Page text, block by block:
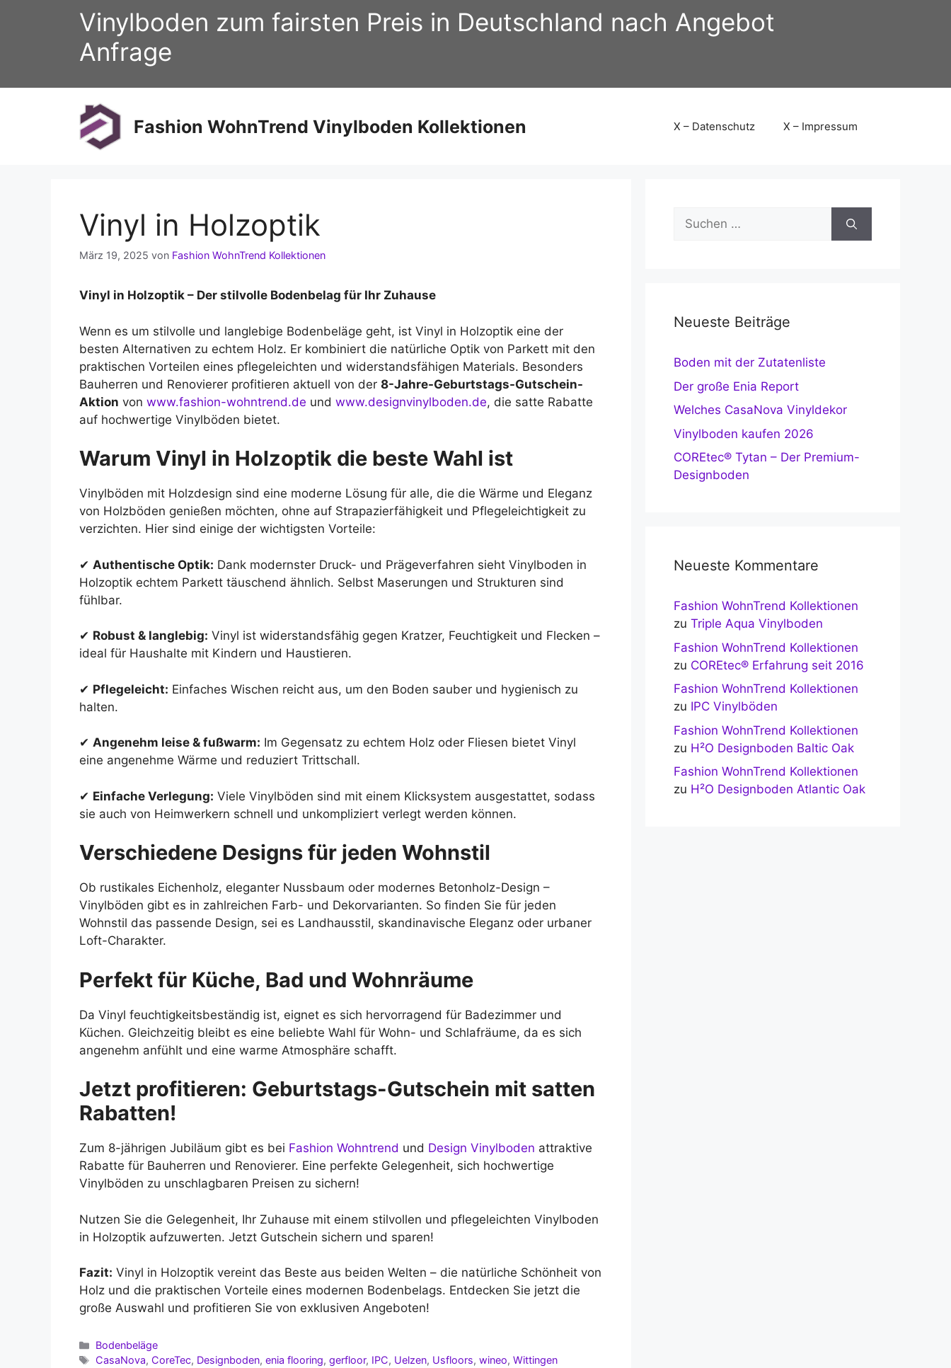
Vinylboden zum fairsten Preis in Deutschland nach Angebot
Anfrage
Fashion WohnTrend Vinylboden Kollektionen X – Datenschutz X – Impressum
Vinyl in Holzoptik
März 19, 2025 von Fashion WohnTrend Kollektionen
Vinyl in Holzoptik – Der stilvolle Bodenbelag für Ihr Zuhause
Wenn es um stilvolle und langlebige Bodenbeläge geht, ist Vinyl in Holzoptik eine der
besten Alternativen zu echtem Holz. Er kombiniert die natürliche Optik von Parkett mit den
praktischen Vorteilen eines pflegeleichten und widerstandsfähigen Materials. Besonders
Bauherren und Renovierer profitieren aktuell von der 8-Jahre-Geburtstags-Gutschein-
Aktion von www.fashion-wohntrend.de und www.designvinylboden.de, die satte Rabatte
auf hochwertige Vinylböden bietet.
Warum Vinyl in Holzoptik die beste Wahl ist
Vinylböden mit Holzdesign sind eine moderne Lösung für alle, die die Wärme und Eleganz
von Holzböden genießen möchten, ohne auf Strapazierfähigkeit und Pflegeleichtigkeit zu
verzichten. Hier sind einige der wichtigsten Vorteile:
✔ Authentische Optik: Dank modernster Druck- und Prägeverfahren sieht Vinylboden in
Holzoptik echtem Parkett täuschend ähnlich. Selbst Maserungen und Strukturen sind
fühlbar.
✔ Robust & langlebig: Vinyl ist widerstandsfähig gegen Kratzer, Feuchtigkeit und Flecken –
ideal für Haushalte mit Kindern und Haustieren.
✔ Pflegeleicht: Einfaches Wischen reicht aus, um den Boden sauber und hygienisch zu
halten.
✔ Angenehm leise & fußwarm: Im Gegensatz zu echtem Holz oder Fliesen bietet Vinyl
eine angenehme Wärme und reduziert Trittschall.
✔ Einfache Verlegung: Viele Vinylböden sind mit einem Klicksystem ausgestattet, sodass
sie auch von Heimwerkern schnell und unkompliziert verlegt werden können.
Verschiedene Designs für jeden Wohnstil
Ob rustikales Eichenholz, eleganter Nussbaum oder modernes Betonholz-Design –
Vinylböden gibt es in zahlreichen Farb- und Dekorvarianten. So finden Sie für jeden
Wohnstil das passende Design, sei es Landhausstil, skandinavische Eleganz oder urbaner
Loft-Charakter.
Perfekt für Küche, Bad und Wohnräume
Da Vinyl feuchtigkeitsbeständig ist, eignet es sich hervorragend für Badezimmer und
Küchen. Gleichzeitig bleibt es eine beliebte Wahl für Wohn- und Schlafräume, da es sich
angenehm anfühlt und eine warme Atmosphäre schafft.
Jetzt profitieren: Geburtstags-Gutschein mit satten
Rabatten!
Zum 8-jährigen Jubiläum gibt es bei Fashion Wohntrend und Design Vinylboden attraktive
Rabatte für Bauherren und Renovierer. Eine perfekte Gelegenheit, sich hochwertige
Vinylböden zu unschlagbaren Preisen zu sichern!
Nutzen Sie die Gelegenheit, Ihr Zuhause mit einem stilvollen und pflegeleichten Vinylboden
in Holzoptik aufzuwerten. Jetzt Gutschein sichern und sparen!
Fazit: Vinyl in Holzoptik vereint das Beste aus beiden Welten – die natürliche Schönheit von
Holz und die praktischen Vorteile eines modernen Bodenbelags. Entdecken Sie jetzt die
große Auswahl und profitieren Sie von exklusiven Angeboten!
Kategorien
Bodenbeläge
Schlagwörter
CasaNova, CoreTec, Designboden,enia flooring,gerfloor, IPC, Uelzen, Usfloors,wineo,Wittingen
Suchen
nach:
Neueste Beiträge
Boden mit der Zutatenliste
Der große Enia Report
Welches CasaNova Vinyldekor
Vinylboden kaufen 2026
COREtec® Tytan – Der Premium-
Designboden
Neueste Kommentare
Fashion WohnTrend Kollektionen
zu Triple Aqua Vinylboden
Fashion WohnTrend Kollektionen
zu COREtec® Erfahrung seit 2016
Fashion WohnTrend Kollektionen
zu IPC Vinylböden
Fashion WohnTrend Kollektionen
zu H²O Designboden Baltic Oak
Fashion WohnTrend Kollektionen
zu H²O Designboden Atlantic Oak